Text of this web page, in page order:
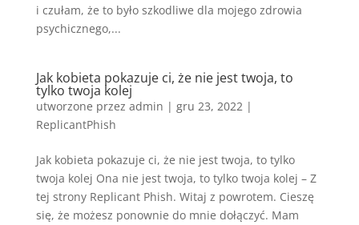
i czułam, że to było szkodliwe dla mojego zdrowia
psychicznego,...
Jak kobieta pokazuje ci, że nie jest twoja, to
tylko twoja kolej
utworzone przez admin | gru 23, 2022|
ReplicantPhish
Jak kobieta pokazuje ci, że nie jest twoja, to tylko
twoja kolej Ona nie jest twoja, to tylko twoja kolej – Z
tej strony Replicant Phish. Witaj z powrotem. Cieszę
się, że możesz ponownie do mnie dołączyć. Mam